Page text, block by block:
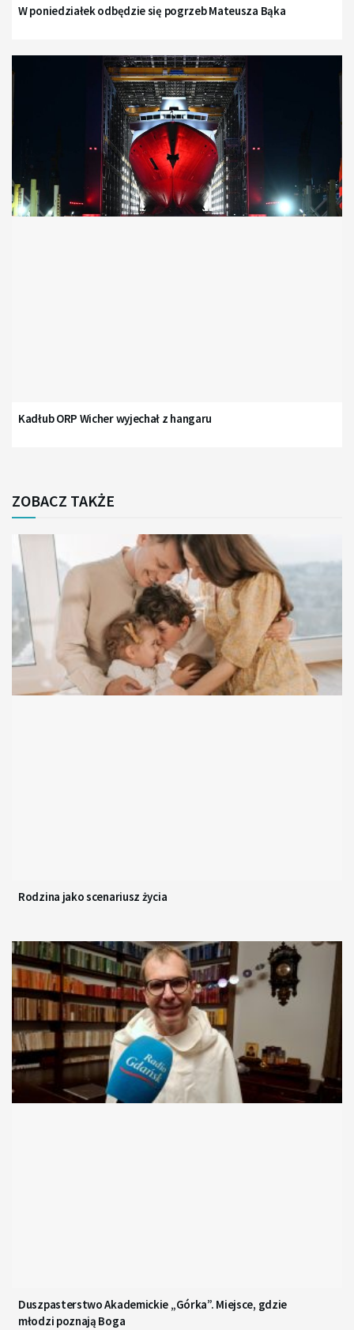
W poniedziałek odbędzie się pogrzeb Mateusza Bąka
Kadłub ORP Wicher wyjechał z hangaru
ZOBACZ TAKŻE
Rodzina jako scenariusz życia
Duszpasterstwo Akademickie „Górka”. Miejsce, gdzie
młodzi poznają Boga